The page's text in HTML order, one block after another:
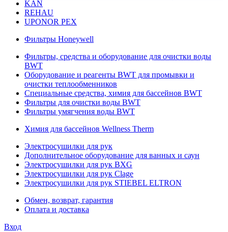
KAN
REHAU
UPONOR PEX
Фильтры Honeywell
Фильтры, средства и оборудование для очистки воды
BWT
Оборудование и реагенты BWT для промывки и
очистки теплообменников
Специальные средства, химия для бассейнов BWT
Фильтры для очистки воды BWT
Фильтры умягчения воды BWT
Химия для бассейнов Wellness Therm
Электросушилки для рук
Дополнительное оборудование для ванных и саун
Электросушилки для рук BXG
Электросушилки для рук Clage
Электросушилки для рук STIEBEL ELTRON
Обмен, возврат, гарантия
Оплата и доставка
Вход